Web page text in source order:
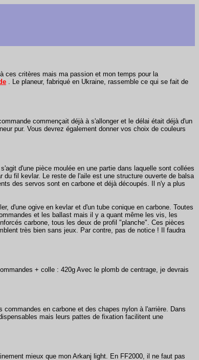
ces critères mais ma passion et mon temps pour la
. Le planeur, fabriqué en Ukraine, rassemble ce qui se fait de
commençait déjà à s'allonger et le délai était déjà d'un
pur. Vous devrez également donner vos choix de couleurs
d'une pièce moulée en une partie dans laquelle sont collées
fil kevlar. Le reste de l'aile est une structure ouverte de balsa
des servos sont en carbone et déjà découpés. Il n'y a plus
d'une ogive en kevlar et d'un tube conique en carbone. Toutes
et les ballast mais il y a quant même les vis, les
carbone, tous les deux de profil "planche". Ces pièces
très bien sans jeux. Par contre, pas de notice ! Il faudra
+ colle : 420g Avec le plomb de centrage, je devrais
en carbone et des chapes nylon à l'arrière. Dans
mais leurs pattes de fixation facilitent une
mieux que mon Arkanj light. En FF2000, il ne faut pas